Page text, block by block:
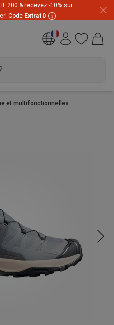
% pendant les soldes d'été
200 & recevez -10% sur
Code Extra10
et multifonctionnelles